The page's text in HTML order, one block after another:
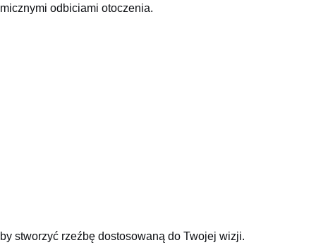
odbiciami otoczenia.
stworzyć rzeźbę dostosowaną do Twojej wizji.